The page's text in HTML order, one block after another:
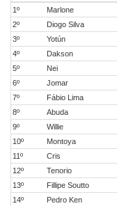
1º
Marlone
2º
Diogo Silva
3º
Yotún
4º
Dakson
5º
Nei
6º
Jomar
7º
Fábio Lima
8º
Abuda
9º
Willie
10º
Montoya
11º
Cris
12º
Tenorio
13º
Fillipe Soutto
14º
Pedro Ken